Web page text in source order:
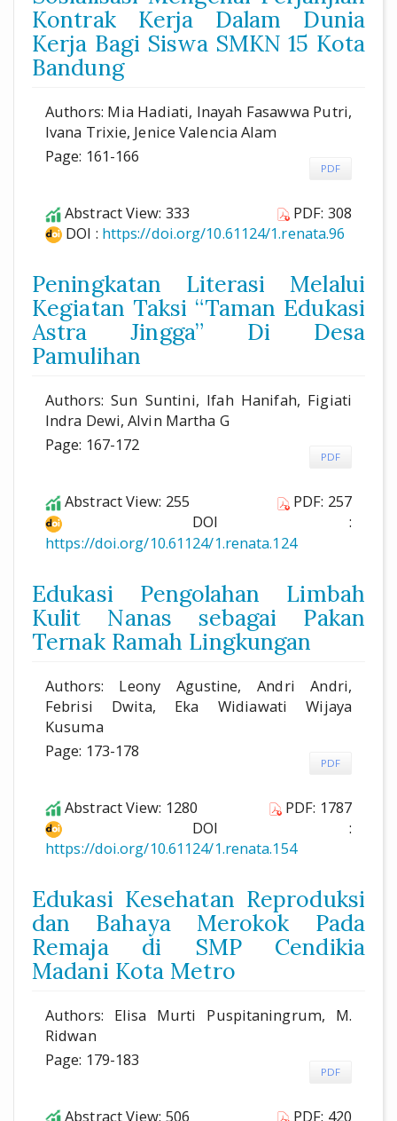
Kontrak Kerja Dalam Dunia
Kerja Bagi Siswa SMKN 15 Kota
Bandung
Authors: Mia Hadiati, Inayah Fasawwa Putri,
Ivana Trixie, Jenice Valencia Alam
Page: 161-166
PDF
Abstract View: 333
PDF: 308
DOI : https://doi.org/10.61124/1.renata.96
Peningkatan Literasi Melalui
Kegiatan Taksi “Taman Edukasi
Astra Jingga” Di Desa
Pamulihan
Authors: Sun Suntini, Ifah Hanifah, Figiati
Indra Dewi, Alvin Martha G
Page: 167-172
PDF
Abstract View: 255
PDF: 257
DOI :
https://doi.org/10.61124/1.renata.124
Edukasi Pengolahan Limbah
Kulit Nanas sebagai Pakan
Ternak Ramah Lingkungan
Authors: Leony Agustine, Andri Andri,
Febrisi Dwita, Eka Widiawati Wijaya
Kusuma
Page: 173-178
PDF
Abstract View: 1280
PDF: 1787
DOI :
https://doi.org/10.61124/1.renata.154
Edukasi Kesehatan Reproduksi
dan Bahaya Merokok Pada
Remaja di SMP Cendikia
Madani Kota Metro
Authors: Elisa Murti Puspitaningrum, M.
Ridwan
Page: 179-183
PDF
Abstract View: 506
PDF: 420